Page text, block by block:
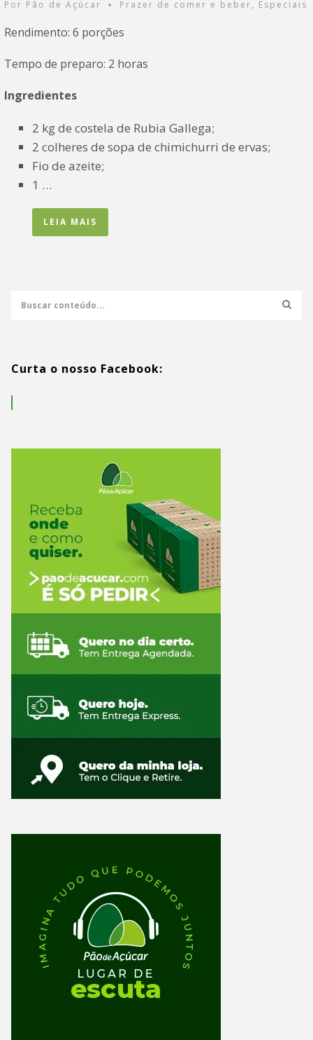
Por Pão de Açúcar • Prazer de comer e beber, Especiais
Rendimento: 6 porções
Tempo de preparo: 2 horas
Ingredientes
2 kg de costela de Rubia Gallega;
2 colheres de sopa de chimichurri de ervas;
Fio de azeite;
1 …
LEIA MAIS
Curta o nosso Facebook: